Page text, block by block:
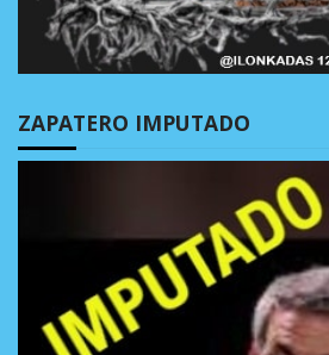
ZAPATERO IMPUTADO